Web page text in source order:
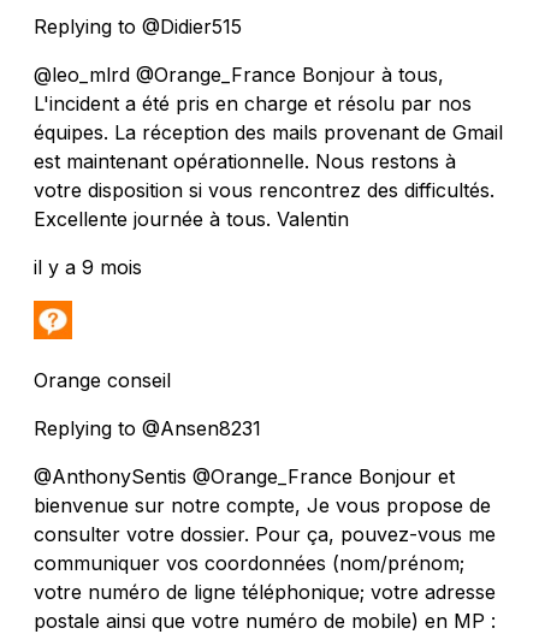
Replying to @Didier515
@leo_mlrd @Orange_France Bonjour à tous,
L'incident a été pris en charge et résolu par nos
équipes. La réception des mails provenant de Gmail
est maintenant opérationnelle. Nous restons à
votre disposition si vous rencontrez des difficultés.
Excellente journée à tous. Valentin
il y a 9 mois
Orange conseil
Replying to @Ansen8231
@AnthonySentis @Orange_France Bonjour et
bienvenue sur notre compte, Je vous propose de
consulter votre dossier. Pour ça, pouvez-vous me
communiquer vos coordonnées (nom/prénom;
votre numéro de ligne téléphonique; votre adresse
postale ainsi que votre numéro de mobile) en MP :